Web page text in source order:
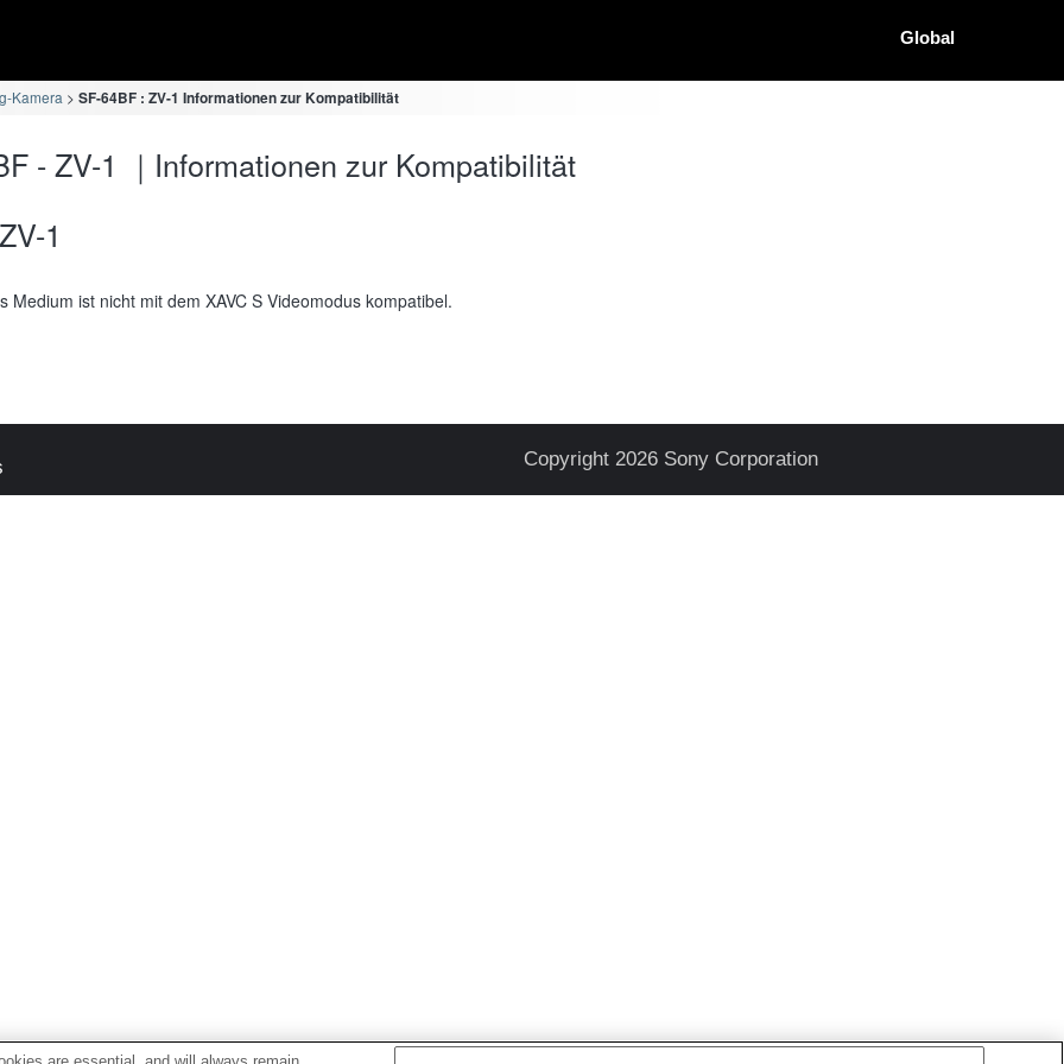
Global
Kamera SF-64BF : ZV-1 Informationen zur Kompatibilität
- ZV-1 ｜Informationen zur Kompatibilität
ZV-1
Medium ist nicht mit dem XAVC S Videomodus kompatibel.
Copyright 2026 Sony Corporation